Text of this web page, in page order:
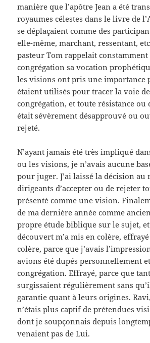
manière que l’apôtre Jean a été
royaumes célestes dans le livre de
se déplaçaient comme des
elle-même, marchant, ressentant,
pasteur Tom rappelait constamment
congrégation sa vocation
les visions ont pris une importance
étaient utilisés pour tracer la voie
congrégation, et toute résistance ou
était sévèrement désapprouvé ou
rejeté.
N’ayant jamais été très impliqué
ou les visions, je n’avais aucune
pour juger. J’ai laissé la décision au
dirigeants d’accepter ou de rejeter
présenté comme une vision.
de ma dernière année comme
propre étude biblique sur le sujet, et
découvert m’a mis en colère,
colère, parce que j’avais
avions été dupés personnellement
congrégation. Effrayé, parce que
surgissaient régulièrement sans
garantie quant à leurs origines.
n’étais plus captif de prétendues
dont je soupçonnais depuis
venaient pas de Lui.